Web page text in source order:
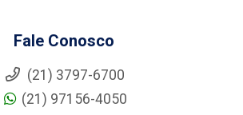
Fale Conosco
(21) 3797-6700
(21) 97156-4050